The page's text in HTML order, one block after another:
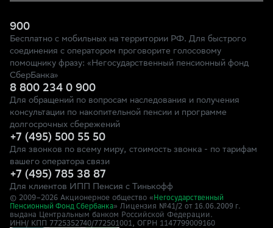
900
Бесплатно с мобильных на территории РФ. Для быстрого
соединения с оператором проговорите голосовому
помощнику фразу: «Негосударственный пенсионный фонд
СберБанка»
8 800 234 0 900
Для обращений по вопросам наследования и получения
консультации по накопительной пенсии и программе
долгосрочных сбережений
+7 (495) 500 55 50
Для звонков по всему миру, стоимость звонка - по тарифам
вашего оператора связи
+7 (495) 785 38 87
Для клиентов ИПП Пенсия с Тинькофф
© 2009–2026 Акционерное общество « Негосударственный
Пенсионный Фонд Сбербанка» Лицензия №41/2 от 16.06.2009 г.
выдана Центральным банком Российской Федерации.
ИНН/ КПП 7725352740/772501001, ОГРН 1147799009160